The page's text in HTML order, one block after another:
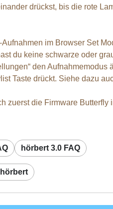
drückst, bis die rote
im Browser Set
du keine schwarze oder
den
Taste drückt. Siehe dazu
zuerst die Firmware
hörbert 3.0 FAQ